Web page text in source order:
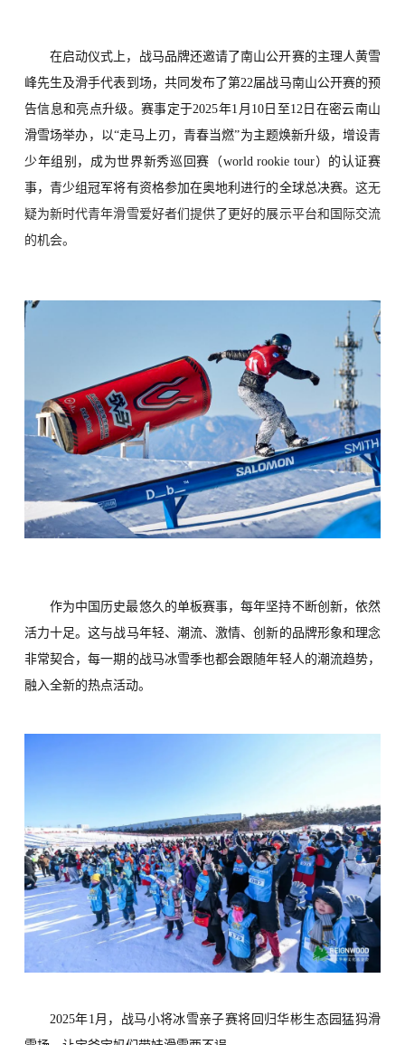
在启动仪式上，战马品牌还邀请了南山公开赛的主理人黄雪
峰先生及滑手代表到场，共同发布了第22届战马南山公开赛的预
告信息和亮点升级。赛事定于2025年1月10日至12日在密云南山
滑雪场举办，以“走马上刃，青春当燃”为主题焕新升级，增设青
少年组别，成为世界新秀巡回赛（world rookie tour）的认证赛
事，青少组冠军将有资格参加在奥地利进行的全球总决赛。这无
疑为新时代青年滑雪爱好者们 提供了更好的展示平台和国际交流
的机会。
作为中国历史最悠久的单板赛事，每年坚持不断创新，依然
活力十足。这与战马年轻、潮流、激情、创新的品牌形象和理念
非常契合，每一期的战马冰雪季也都会跟随年轻人的潮流趋势，
融入全新的热点活动。
2025年1月，战马小将冰雪亲子赛将回归华彬生态园猛犸滑